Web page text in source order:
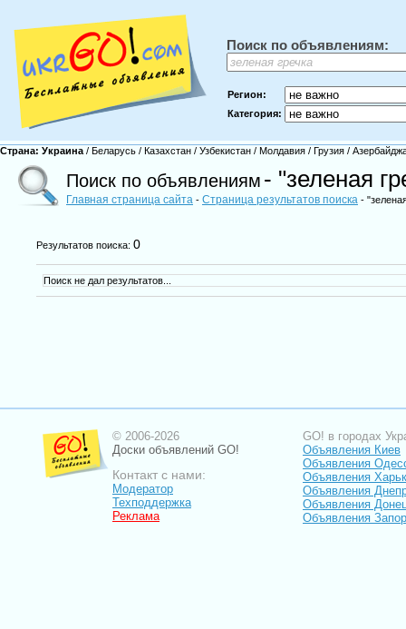
Поиск по объявлениям:
Регион:
Категория:
Страна: Украина / Беларусь / Казахстан / Узбекистан / Молдавия / Грузия /
Поиск по объявлениям - "зеленая
Главная страница сайта - Страница результатов поиска -
Результатов поиска: 0
Поиск не дал результатов...
© 2006-2026
Доски объявлений GO!
Контакт с нами:
Модератор
Техподдержка
Реклама
GO! в городах
Объявления Киев
Объявления
Объявления
Объявления
Объявления
Объявления